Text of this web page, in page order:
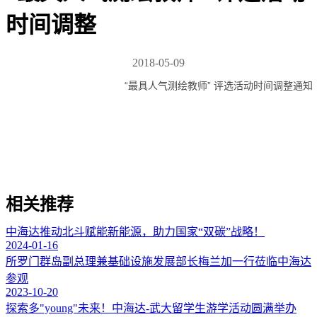
时间调整
2018-05-09
“最具人气测绘教师” 评选活动时间调整通知
相关推荐
中海达推动北斗赋能新能源，助力国家“双碳”战略！
2024-01-16
所罗门群岛副总理兼基础设施发展部长梅兰加一行莅临中海达
参观
2023-10-20
探索多"young"未来！中海达-武大留学生游学活动圆满举办